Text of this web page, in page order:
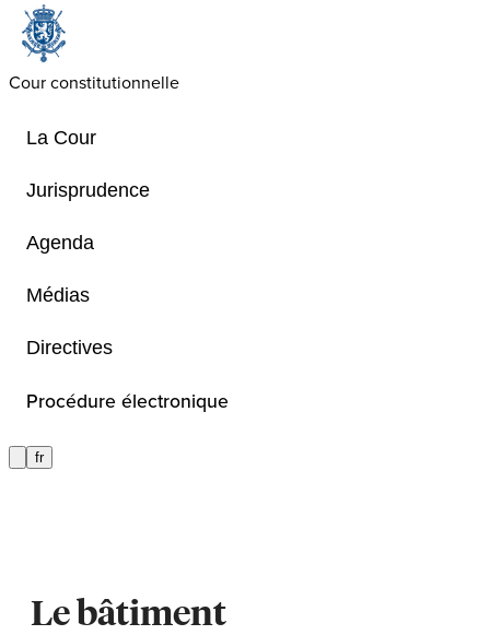
Cour constitutionnelle
La Cour
Jurisprudence
Agenda
Médias
Directives
Procédure électronique
fr
Le siège de la Cour constitutionnelle
Le bâtiment